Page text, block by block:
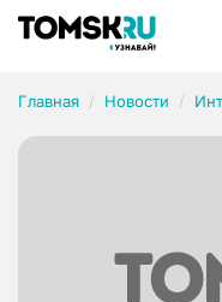
Главная Новости